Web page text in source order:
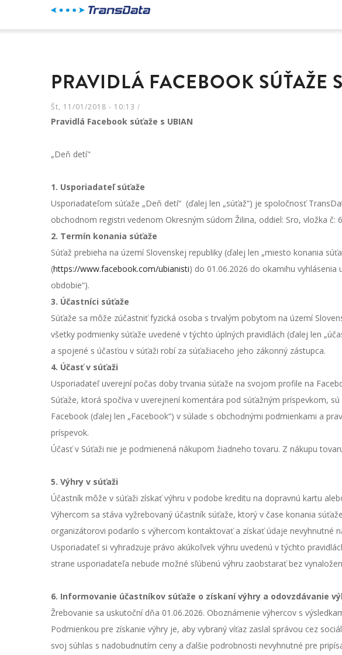
PRAVIDLÁ FACEBOOK SÚŤAŽE
Št, 11/01/2018 - 10:13 /
Pravidlá Facebook súťaže s UBIAN
„Deň detí"
1. Usporiadateľ súťaže
Usporiadateľom súťaže „Deň detí“ (ďalej len „súťaž“) je spoločnosť
obchodnom registri vedenom Okresným súdom Žilina, oddiel: Sro, vložka č:
2. Termín konania súťaže
Súťaž prebieha na území Slovenskej republiky (ďalej len „miesto konania
(https://www.facebook.com/ubianisti) do 01.06.2026 do okamihu
obdobie“).
3. Účastníci súťaže
Súťaže sa môže zúčastniť fyzická osoba s trvalým pobytom na území
všetky podmienky súťaže uvedené v týchto úplných pravidlách (ďalej len
a spojené s účasťou v súťaži robí za súťažiaceho jeho zákonný zástupca.
4. Účasť v súťaži
Usporiadateľ uverejní počas doby trvania súťaže na svojom profile na
Súťaže, ktorá spočíva v uverejnení komentára pod súťažným príspevkom,
Facebook (ďalej len „Facebook“) v súlade s obchodnými podmienkami a
príspevok.
Účasť v Súťaži nie je podmienená nákupom žiadneho tovaru. Z nákupu
5. Výhry v súťaži
Účastník môže v súťaži získať výhru v podobe kreditu na dopravnú kartu
Výhercom sa stáva vyžrebovaný účastník súťaže, ktorý v čase konania
organizátorovi podarilo s výhercom kontaktovať a získať údaje nevyhnutné
Usporiadateľ si vyhradzuje právo akúkoľvek výhru uvedenú v týchto
strane usporiadateľa nebude možné sľúbenú výhru zaobstarať bez
6. Informovanie účastníkov súťaže o získaní výhry a odovzdávanie
Žrebovanie sa uskutoční dňa 01.06.2026. Oboznámenie výhercov s
Podmienkou pre získanie výhry je, aby vybraný víťaz zaslal správou cez
svoj súhlas s nadobudnutím ceny a ďalšie podrobnosti nevyhnutné pre